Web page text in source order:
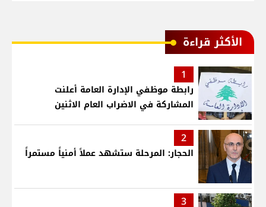
الأكثر قراءة
1
رابطة موظفي الإدارة العامة أعلنت
المشاركة في الاضراب العام الاثنين
2
الحجار: المرحلة ستشهد عملاً أمنياً مستمراً
3